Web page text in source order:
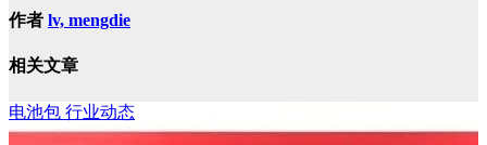
作者 lv, mengdie
相关文章
电池包 行业动态